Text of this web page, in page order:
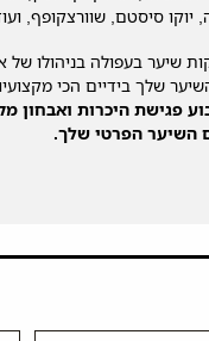
יוקו סיסטם, שוורצקופף,
שיער בעפולה בניהולו
שלך בידיים הכי
פגישת היכרות ואבחון
השיער הפרטי שלך.